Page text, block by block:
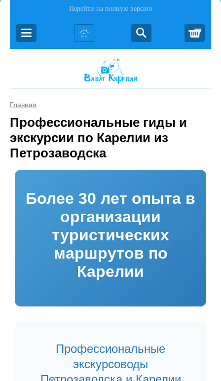
Перейти на полную версию
Главная
Профессиональные гиды и
экскурсии по Карелии из
Петрозаводска
Более 30 лет опыта в
организации
туристических
маршрутов по
Карелии
Профессиональные
экскурсоводы